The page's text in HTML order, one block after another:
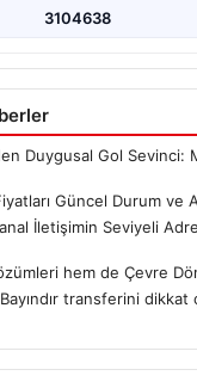
3104638
Duygusal Gol Sevinci:
Güncel Durum ve
İletişimin Seviyeli
hem de Çevre
transferini